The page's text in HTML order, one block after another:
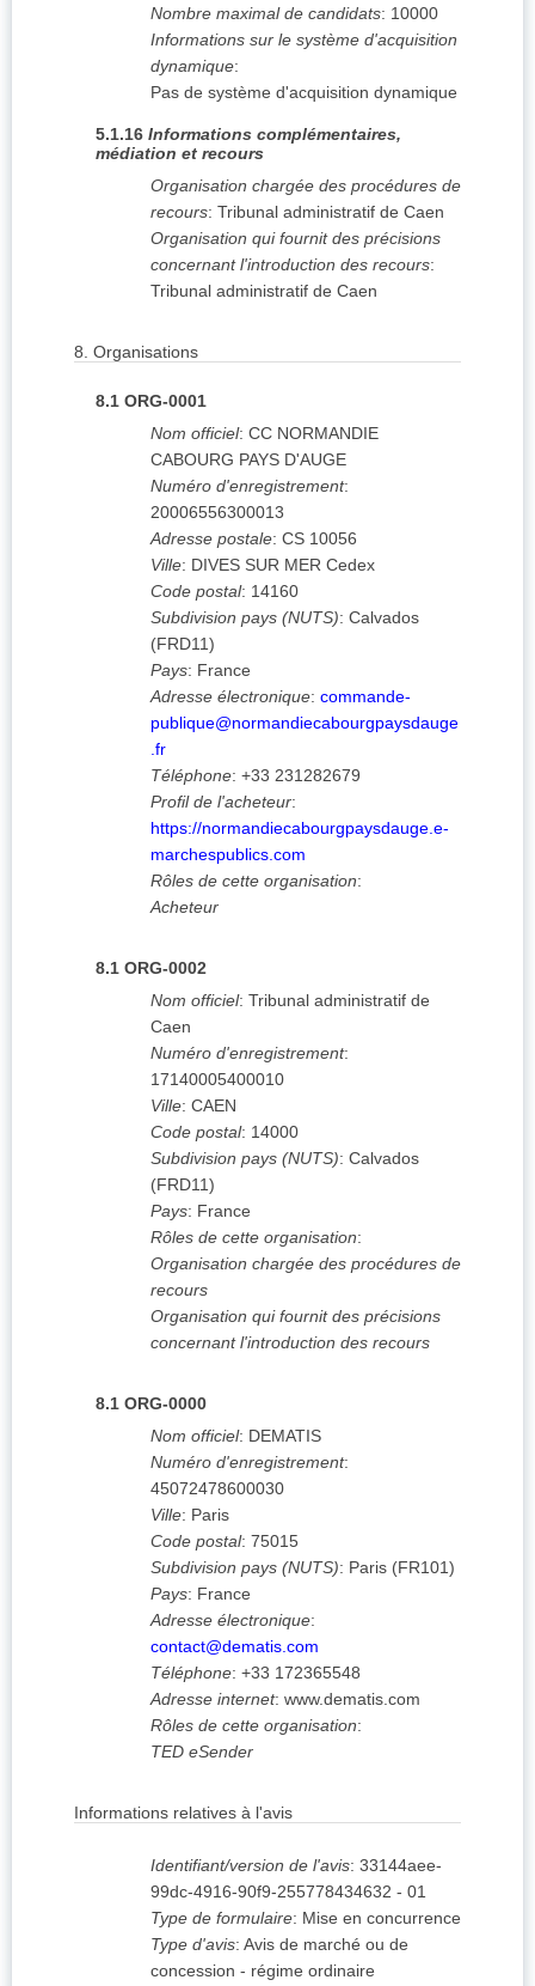
Nombre maximal de candidats: 10000
Informations sur le système d'acquisition
dynamique:
Pas de système d'acquisition dynamique
5.1.16 Informations complémentaires,
médiation et recours
Organisation chargée des procédures de
recours: Tribunal administratif de Caen
Organisation qui fournit des précisions
concernant l'introduction des recours:
Tribunal administratif de Caen
8. Organisations
8.1 ORG-0001
Nom officiel: CC NORMANDIE
CABOURG PAYS D'AUGE
Numéro d'enregistrement:
20006556300013
Adresse postale: CS 10056
Ville: DIVES SUR MER Cedex
Code postal: 14160
Subdivision pays (NUTS): Calvados
(FRD11)
Pays: France
Adresse électronique: commande-
publique@normandiecabourgpaysdauge
.fr
Téléphone: +33 231282679
Profil de l'acheteur:
https://normandiecabourgpaysdauge.e-
marchespublics.com
Rôles de cette organisation:
Acheteur
8.1 ORG-0002
Nom officiel: Tribunal administratif de
Caen
Numéro d'enregistrement:
17140005400010
Ville: CAEN
Code postal: 14000
Subdivision pays (NUTS): Calvados
(FRD11)
Pays: France
Rôles de cette organisation:
Organisation chargée des procédures de
recours
Organisation qui fournit des précisions
concernant l'introduction des recours
8.1 ORG-0000
Nom officiel: DEMATIS
Numéro d'enregistrement:
45072478600030
Ville: Paris
Code postal: 75015
Subdivision pays (NUTS): Paris (FR101)
Pays: France
Adresse électronique:
contact@dematis.com
Téléphone: +33 172365548
Adresse internet: www.dematis.com
Rôles de cette organisation:
TED eSender
Informations relatives à l'avis
Identifiant/version de l'avis: 33144aee-
99dc-4916-90f9-255778434632 - 01
Type de formulaire: Mise en concurrence
Type d'avis: Avis de marché ou de
concession - régime ordinaire